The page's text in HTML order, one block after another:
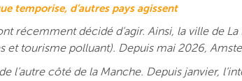
temporise, d’autres pays agissent
récemment décidé d’agir. Ainsi, la ville de
et tourisme polluant). Depuis mai 2026,
l’autre côté de la Manche. Depuis janvier,